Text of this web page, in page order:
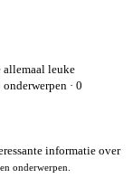
leuke
onderwerpen · 0
informatie over
onderwerpen.